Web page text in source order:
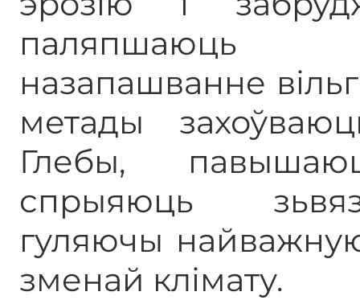
паляпшаюць
назапашванне
метады
Глебы,
спрыяюць
гуляючы
зменай клімату.